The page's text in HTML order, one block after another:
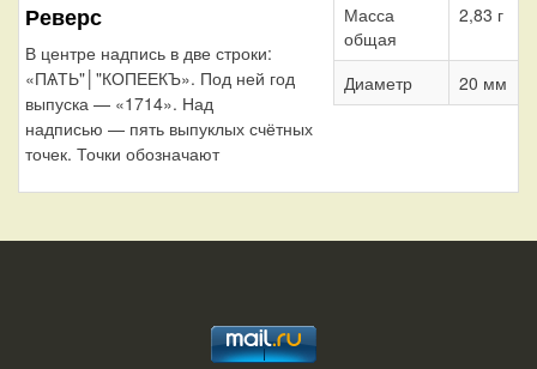
Реверс
В центре надпись в две строки:
«ПѦТЬ"│"КОПЕЕКЪ». Под ней год
выпуска — «1714». Над
надписью — пять выпуклых счётных
точек. Точки обозначают
Масса
общая
2,83 г
Диаметр 20 мм